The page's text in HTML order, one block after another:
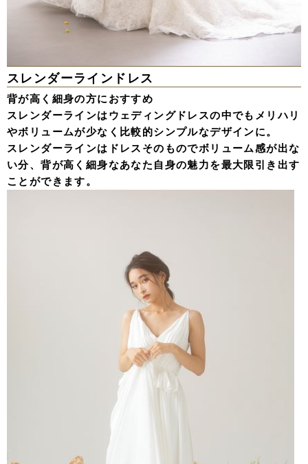
スレンダーラインドレス
背が高く細身の方におすすめ
スレンダーラインはウェディングドレスの中でもメリハリ
やボリュームが少なく比較的シンプルなデザインに。
スレンダーラインはドレスそのものでボリューム感が出な
い分、背が高く細身なあなた自身の魅力を最大限引き出す
ことができます。